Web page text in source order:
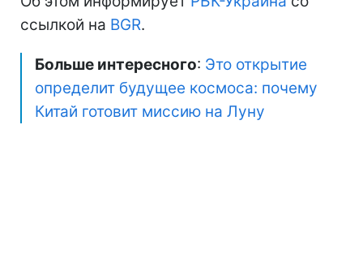
ссылкой на BGR.
Больше интересного: Это открытие
определит будущее космоса: почему
Китай готовит миссию на Луну